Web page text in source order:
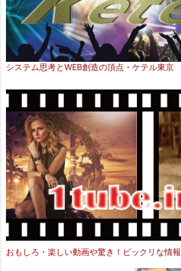
システム思考とWEB創造の頂点・ケテル東京
おもしろ・楽しい動画や驚き！ビックリな情報